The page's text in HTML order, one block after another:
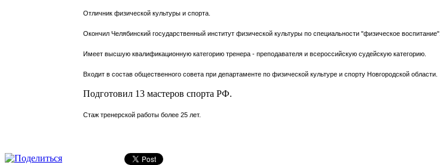
Отличник физической культуры и спорта.
Окончил Челябинский государственный институт физической культуры по специальности "физическое воспитание".
Имеет высшую квалификационную категорию тренера - преподавателя и всероссийскую судейскую категорию.
Входит в состав общественного совета при департаменте по физической культуре и спорту Новгородской области.
Подготовил 13 мастеров спорта РФ.
Стаж тренерской работы более 25 лет.